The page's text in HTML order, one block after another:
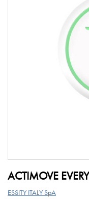
ACTIMOVE
ESSITY ITALY SpA